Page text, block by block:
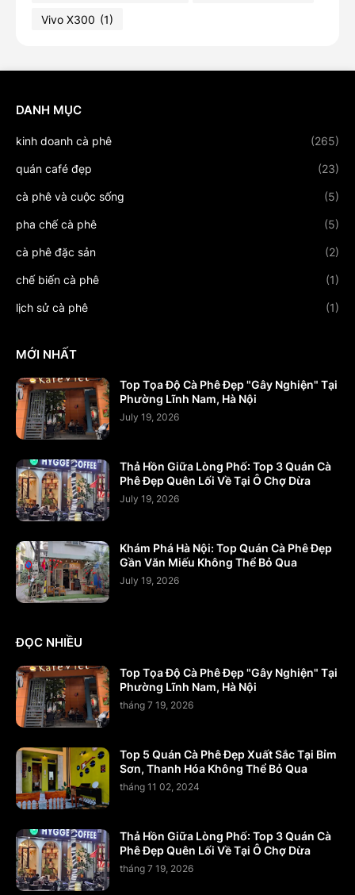
Vivo X300 (1)
DANH MỤC
kinh doanh cà phê (265)
quán café đẹp (23)
cà phê và cuộc sống (5)
pha chế cà phê (5)
cà phê đặc sản (2)
chế biến cà phê (1)
lịch sử cà phê (1)
MỚI NHẤT
Top Tọa Độ Cà Phê Đẹp "Gây Nghiện" Tại
Phường Lĩnh Nam, Hà Nội
July 19, 2026
Thả Hồn Giữa Lòng Phố: Top 3 Quán Cà
Phê Đẹp Quên Lối Về Tại Ô Chợ Dừa
July 19, 2026
Khám Phá Hà Nội: Top Quán Cà Phê Đẹp
Gần Văn Miếu Không Thể Bỏ Qua
July 19, 2026
ĐỌC NHIỀU
Top Tọa Độ Cà Phê Đẹp "Gây Nghiện" Tại
Phường Lĩnh Nam, Hà Nội
tháng 7 19, 2026
Top 5 Quán Cà Phê Đẹp Xuất Sắc Tại Bỉm
Sơn, Thanh Hóa Không Thể Bỏ Qua
tháng 11 02, 2024
Thả Hồn Giữa Lòng Phố: Top 3 Quán Cà
Phê Đẹp Quên Lối Về Tại Ô Chợ Dừa
tháng 7 19, 2026